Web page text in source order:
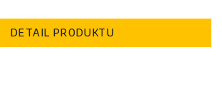
DETAIL PRODUKTU